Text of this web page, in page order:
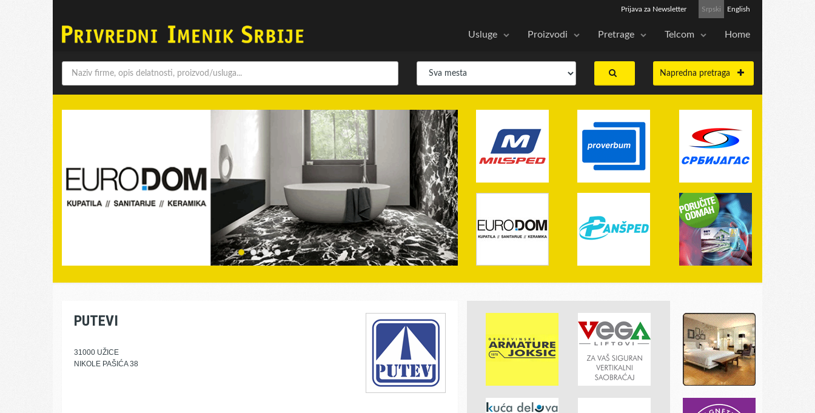
Srpski English
Prijava za Newsletter
Usluge Proizvodi Pretrage Telcom Home
Napredna pretraga
PUTEVI
31000 UŽICE
NIKOLE PAŠIĆA 38